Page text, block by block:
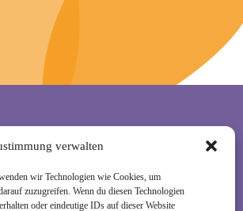
verwalten
wir Technologien wie Cookies, um
zuzugreifen. Wenn du diesen Technologien
oder eindeutige IDs auf dieser Website
Alle Details zur Nutzung